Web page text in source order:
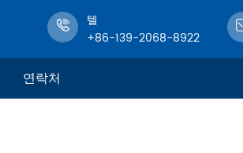
텔
+86-139-2068-8922
연락처